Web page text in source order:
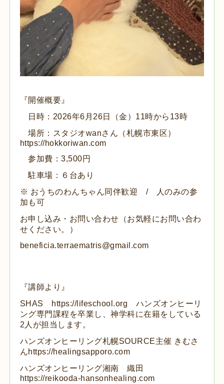
『開催概要』
日時：2026年6月26日（金）11時から13時
場所：スタジオwanさん（札幌市東区）
https://hokkoriwan.com
参加費：3,500円
駐車場：６台あり
※ おうちのわんちゃん同伴歓迎 / 人のみの参
加も可
お申し込み・お問い合わせ（お気軽にお問い合わ
せください。）
beneficia.terraematris@gmail.com
『講師より』
SHAS
https://lifeschool.org ハンズオンヒーリ
ング専門課程を卒業し、神学科に在籍をしている
2人が担当します。
ハンズオンヒーリング札幌SOURCE主催 きむさ
んhttps://healingsapporo.com
ハンズオンヒーリング湘南 織田
https://reikooda-hansonhealing.com